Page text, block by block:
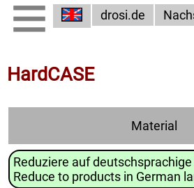
drosi.de
HardCASE
Material
Reduziere auf
Reduce to products in German